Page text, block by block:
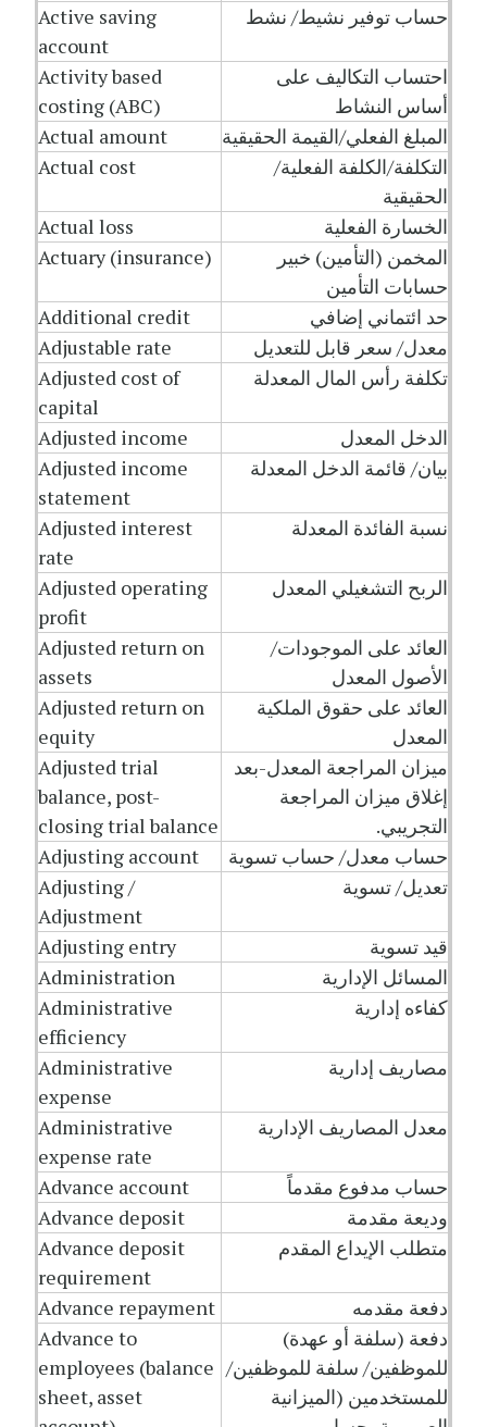
حساب توفير نشيط/ نشط
Active saving
account
احتساب التكاليف على
أساس النشاط
Activity based
costing (ABC)
المبلغ الفعلي/القيمة الحقيقية
Actual amount
التكلفة/الكلفة الفعلية/
الحقيقية
Actual cost
الخسارة الفعلية
Actual loss
المخمن (التأمين) خبير
حسابات التأمين
Actuary (insurance)
حد ائتماني إضافي
Additional credit
معدل/ سعر قابل للتعديل
Adjustable rate
تكلفة رأس المال المعدلة
Adjusted cost of
capital
الدخل المعدل
Adjusted income
بيان/ قائمة الدخل المعدلة
Adjusted income
statement
نسبة الفائدة المعدلة
Adjusted interest
rate
الربح التشغيلي المعدل
Adjusted operating
profit
العائد على الموجودات/
الأصول المعدل
Adjusted return on
assets
العائد على حقوق الملكية
المعدل
Adjusted return on
equity
ميزان المراجعة المعدل-بعد
إغلاق ميزان المراجعة
التجريبي.
Adjusted trial
balance, post-
closing trial balance
حساب معدل/ حساب تسوية
Adjusting account
تعديل/ تسوية
Adjusting /
Adjustment
قيد تسوية
Adjusting entry
المسائل الإدارية
Administration
كفاءه إدارية
Administrative
efficiency
مصاريف إدارية
Administrative
expense
معدل المصاريف الإدارية
Administrative
expense rate
حساب مدفوع مقدماً
Advance account
وديعة مقدمة
Advance deposit
متطلب الإيداع المقدم
Advance deposit
requirement
دفعة مقدمه
Advance repayment
دفعة (سلفة أو عهدة)
للموظفين/ سلفة للموظفين/
للمستخدمين (الميزانية
Advance to
employees (balance
sheet, asset